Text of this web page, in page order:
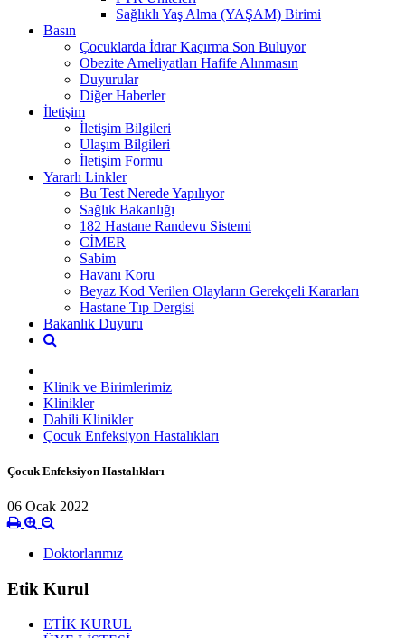
Sağlıklı Yaş Alma (YAŞAM) Birimi
Basın
Çocuklarda İdrar Kaçırma Son Buluyor
Obezite Ameliyatları Hafife Alınmasın
Duyurular
Diğer Haberler
İletişim
İletişim Bilgileri
Ulaşım Bilgileri
İletişim Formu
Yararlı Linkler
Bu Test Nerede Yapılıyor
Sağlık Bakanlığı
182 Hastane Randevu Sistemi
CİMER
Sabim
Havanı Koru
Beyaz Kod Verilen Olayların Gerekçeli Kararları
Hastane Tıp Dergisi
Bakanlık Duyuru
Klinik ve Birimlerimiz
Klinikler
Dahili Klinikler
Çocuk Enfeksiyon Hastalıkları
Çocuk Enfeksiyon Hastalıkları
06 Ocak 2022
Doktorlarımız
Etik Kurul
ETİK KURUL